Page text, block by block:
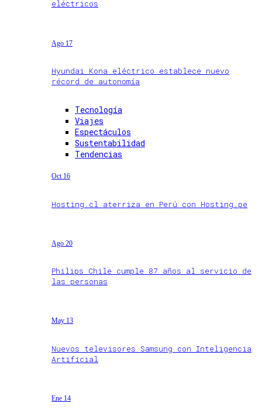
eléctricos
Ago 17
Hyundai Kona eléctrico establece nuevo
récord de autonomía
Tecnología
Viajes
Espectáculos
Sustentabilidad
Tendencias
Oct 16
Hosting.cl aterriza en Perú con Hosting.pe
Ago 20
Philips Chile cumple 87 años al servicio de
las personas
May 13
Nuevos televisores Samsung con Inteligencia
Artificial
Ene 14